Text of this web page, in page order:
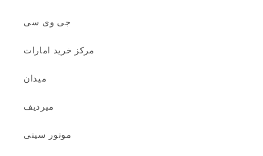
جی وی سی
مرکز خرید امارات
میدان
میردیف
موتور سیتی